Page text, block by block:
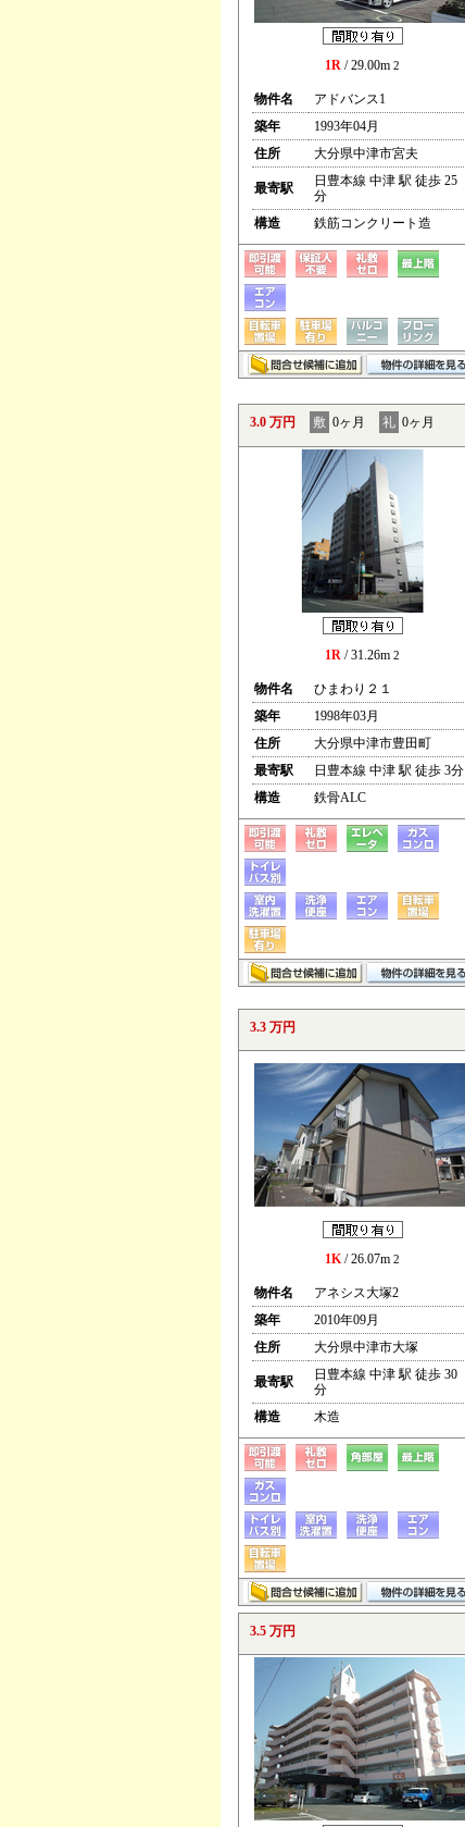
1R / 29.00m 2
物件名
アドバンス1
築年
1993年04月
住所
大分県中津市宮夫
最寄駅
日豊本線 中津 駅 徒歩 25
分
構造
鉄筋コンクリート造
3.0 万円 敷 0ヶ月 礼 0ヶ月
1R / 31.26m 2
物件名
ひまわり２１
築年
1998年03月
住所
大分県中津市豊田町
最寄駅
日豊本線 中津 駅 徒歩 3分
構造
鉄骨ALC
3.3 万円
1K/ 26.07m 2
物件名
アネシス大塚2
築年
2010年09月
住所
大分県中津市大塚
最寄駅
日豊本線 中津 駅 徒歩 30
分
構造
木造
3.5 万円